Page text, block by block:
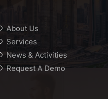
About Us
Services
News & Activities
Request A Demo